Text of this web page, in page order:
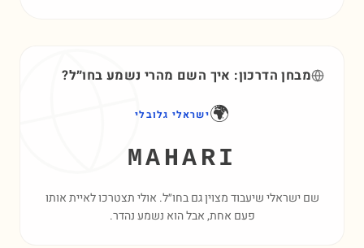
מבחן הדרכון: איך השם מהרי נשמע בחו״ל?
🌍ישראלי גלובלי
MAHARI
שם ישראלי שיעבוד מצוין גם בחו״ל. אולי תצטרכו לאיית אותו
פעם אחת, אבל הוא נשמע נהדר.